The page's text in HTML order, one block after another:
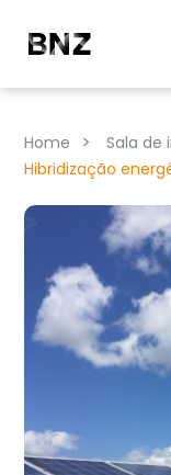
Home > Sala de
Hibridização